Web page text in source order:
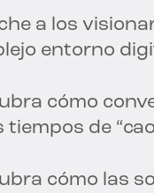
a los
entorno
cómo
tiempos de
cómo las